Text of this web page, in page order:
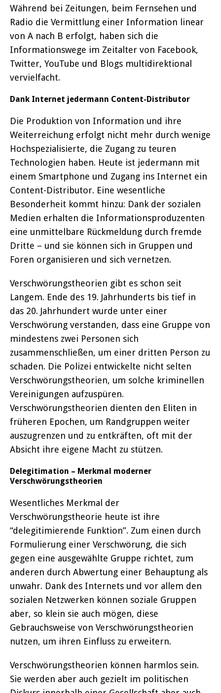
Während bei Zeitungen, beim Fernsehen und
Radio die Vermittlung einer Information linear
von A nach B erfolgt, haben sich die
Informationswege im Zeitalter von Facebook,
Twitter, YouTube und Blogs multidirektional
vervielfacht.
Dank Internet jedermann Content-Distributor
Die Produktion von Information und ihre
Weiterreichung erfolgt nicht mehr durch wenige
Hochspezialisierte, die Zugang zu teuren
Technologien haben. Heute ist jedermann mit
einem Smartphone und Zugang ins Internet ein
Content-Distributor. Eine wesentliche
Besonderheit kommt hinzu: Dank der sozialen
Medien erhalten die Informationsproduzenten
eine unmittelbare Rückmeldung durch fremde
Dritte – und sie können sich in Gruppen und
Foren organisieren und sich vernetzen.
Verschwörungstheorien gibt es schon seit
Langem. Ende des 19. Jahrhunderts bis tief in
das 20. Jahrhundert wurde unter einer
Verschwörung verstanden, dass eine Gruppe von
mindestens zwei Personen sich
zusammenschließen, um einer dritten Person zu
schaden. Die Polizei entwickelte nicht selten
Verschwörungstheorien, um solche kriminellen
Vereinigungen aufzuspüren.
Verschwörungstheorien dienten den Eliten in
früheren Epochen, um Randgruppen weiter
auszugrenzen und zu entkräften, oft mit der
Absicht ihre eigene Macht zu stützen.
Delegitimation – Merkmal moderner
Verschwörungstheorien
Wesentliches Merkmal der
Verschwörungstheorie heute ist ihre
“delegitimierende Funktion”. Zum einen durch
Formulierung einer Verschwörung, die sich
gegen eine ausgewählte Gruppe richtet, zum
anderen durch Abwertung einer Behauptung als
unwahr. Dank des Internets und vor allem den
sozialen Netzwerken können soziale Gruppen
aber, so klein sie auch mögen, diese
Gebrauchsweise von Verschwörungstheorien
nutzen, um ihren Einfluss zu erweitern.
Verschwörungstheorien können harmlos sein.
Sie werden aber auch gezielt im politischen